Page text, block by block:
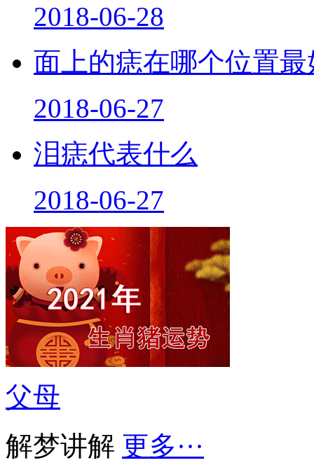
2018-06-28
面上的痣在哪个位置最
2018-06-27
泪痣代表什么
2018-06-27
父母
解梦讲解 更多···